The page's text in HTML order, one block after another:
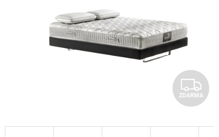
Z
D
A
ZDARMA